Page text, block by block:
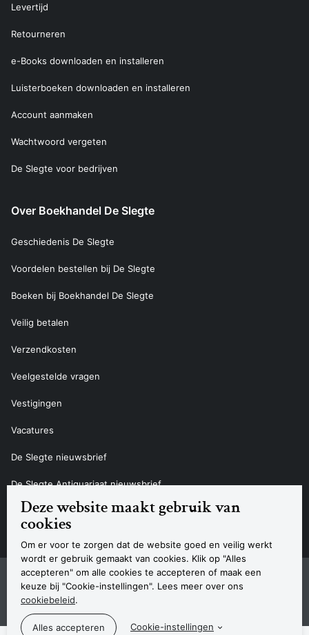
Deze website maakt gebruik van
cookies
Om er voor te zorgen dat de website goed en veilig werkt
wordt er gebruik gemaakt van cookies. Klik op "Alles
accepteren" om alle cookies te accepteren of maak een
keuze bij "Cookie-instellingen". Lees meer over ons
cookiebeleid.
Cookie-instellingen
Levertijd
Retourneren
e-Books downloaden en installeren
Luisterboeken downloaden en installeren
Account aanmaken
Wachtwoord vergeten
De Slegte voor bedrijven
Over Boekhandel De Slegte
Geschiedenis De Slegte
Voordelen bestellen bij De Slegte
Boeken bij Boekhandel De Slegte
Veilig betalen
Verzendkosten
Veelgestelde vragen
Vestigingen
Vacatures
De Slegte nieuwsbrief
De Slegte Antiquariaat nieuwsbrief
Contact
Navigatie
SitemapPrivacyverklaring CookieverklaringAlgemene voorwaardenDisclaimer
Contact